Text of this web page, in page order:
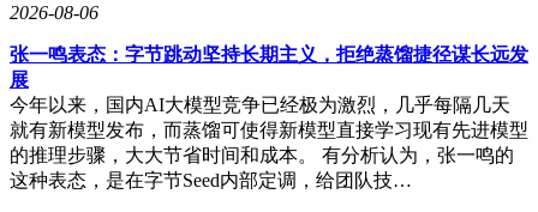
开始为聊天表情付费时，意味着其社交行为已产生足够价值支
撑商业闭环。虽然短期内难以动摇QQ的市场地位，但通过精
准切入年轻群体的碎片化社交需求，抖音有望在细分领域开辟
新的增长空间。
2026-08-06
张一鸣表态：字节跳动坚持长期主义，拒绝蒸馏捷径谋长远发
展
今年以来，国内AI大模型竞争已经极为激烈，几乎每隔几天
就有新模型发布，而蒸馏可使得新模型直接学习现有先进模型
的推理步骤，大大节省时间和成本。 有分析认为，张一鸣的
这种表态，是在字节Seed内部定调，给团队技…